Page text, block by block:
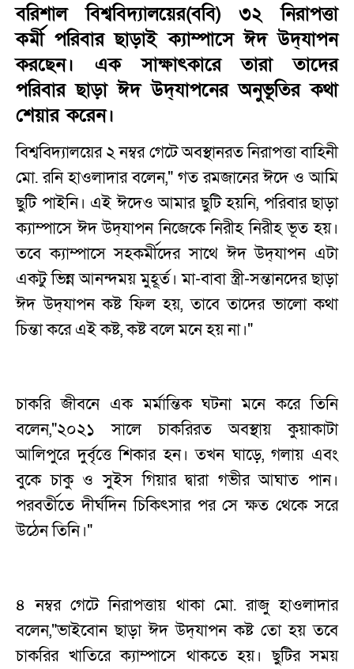
বরিশাল বিশ্ববিদ্যালয়ের(ববি) ৩২ নিরাপত্তা
কর্মী পরিবার ছাড়াই ক্যাম্পাসে ঈদ উদ্‌যাপন
করছেন। এক সাক্ষাৎকারে তারা তাদের
পরিবার ছাড়া ঈদ উদ্‌যাপনের অনুভূতির কথা
শেয়ার করেন।
বিশ্ববিদ্যালয়ের ২ নম্বর গেটে অবস্থানরত নিরাপত্তা বাহিনী
মো. রনি হাওলাদার বলেন," গত রমজানের ঈদে ও আমি
ছুটি পাইনি। এই ঈদেও আমার ছুটি হয়নি, পরিবার ছাড়া
ক্যাম্পাসে ঈদ উদ্‌যাপন নিজেকে নিরীহ নিরীহ ভূত হয়।
তবে ক্যাম্পাসে সহকর্মীদের সাথে ঈদ উদ্‌যাপন এটা
একটু ভিন্ন আনন্দময় মুহূর্ত। মা-বাবা স্ত্রী-সন্তানদের ছাড়া
ঈদ উদ্‌যাপন কষ্ট ফিল হয়, তাবে তাদের ভালো কথা
চিন্তা করে এই কষ্ট, কষ্ট বলে মনে হয় না।"
‎চাকরি জীবনে এক মর্মান্তিক ঘটনা মনে করে তিনি
বলেন,"২০২১ সালে চাকরিরত অবস্থায় কুয়াকাটা
আলিপুরে দুর্বৃত্তে শিকার হন। তখন ঘাড়ে, গলায় এবং
বুকে চাকু ও সুইস গিয়ার দ্বারা গভীর আঘাত পান।
পরবর্তীতে দীর্ঘদিন চিকিৎসার পর সে ক্ষত থেকে সরে
উঠেন তিনি।"
‎৪ নম্বর গেটে নিরাপত্তায় থাকা মো. রাজু হাওলাদার
বলেন,"ভাইবোন ছাড়া ঈদ উদ্‌যাপন কষ্ট তো হয় তবে
চাকরির খাতিরে ক্যাম্পাসে থাকতে হয়। ছুটির সময়